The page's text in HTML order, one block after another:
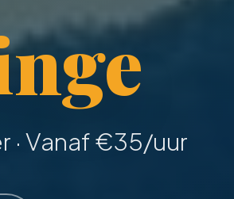
· Vanaf €35/uur